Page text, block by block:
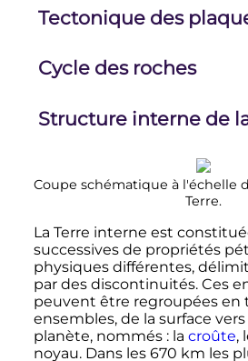
Tectonique des
Cycle des roches
Structure interne de
Coupe schématique à l'échelle
Terre.
La Terre interne est
successives de propriétés
physiques différentes,
par des discontinuités. Ces
peuvent être regroupées en
ensembles, de la surface
planète, nommés : la croûte,
noyau. Dans les 670 km les